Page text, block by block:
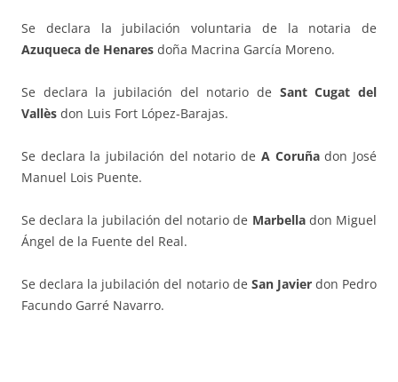
Se declara la jubilación voluntaria de la notaria de
Azuqueca de Henares doña Macrina García Moreno.
Se declara la jubilación del notario de Sant Cugat del
Vallès don Luis Fort López-Barajas.
Se declara la jubilación del notario de A Coruñadon José
Manuel Lois Puente.
Se declara la jubilación del notario de Marbelladon Miguel
Ángel de la Fuente del Real.
Se declara la jubilación del notario de San Javierdon Pedro
Facundo Garré Navarro.